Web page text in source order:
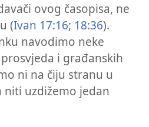
ovog časopisa, ne
(Ivan 17:16; 18:36).
navodimo neke
i građanskih
ni na čiju stranu u
uzdižemo jedan